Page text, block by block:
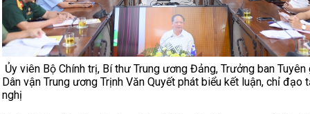
Ủy viên Bộ Chính trị, Bí thư Trung ương Đảng, Trưởng ban Tuyên
Dân vận Trung ương Trịnh Văn Quyết phát biểu kết luận, chỉ đạo
nghị